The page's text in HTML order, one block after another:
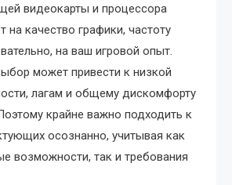
видеокарты и процессора
на качество графики, частоту
на ваш игровой опыт.
может привести к низкой
лагам и общему дискомфорту
крайне важно подходить к
осознанно, учитывая как
возможности, так и требования